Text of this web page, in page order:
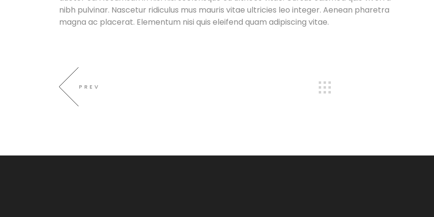
nibh pulvinar. Nascetur ridiculus mus mauris vitae ultricies leo integer. Aenean pharetra
magna ac placerat. Elementum nisi quis eleifend quam adipiscing vitae.
PREV